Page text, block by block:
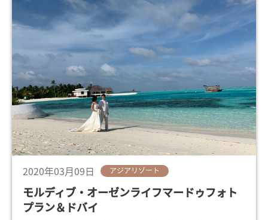
2020年03月09日 アジアリゾート
モルディブ・オーゼンライフマードゥフォト
プラン＆ドバイ